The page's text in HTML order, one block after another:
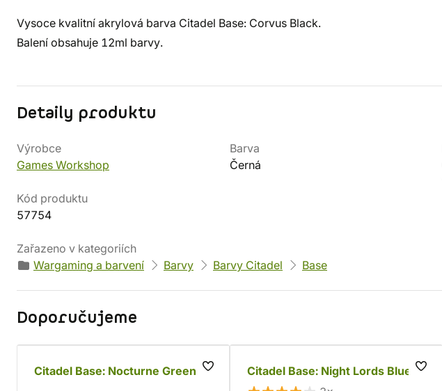
Vysoce kvalitní akrylová barva Citadel Base: Corvus Black.
Balení obsahuje 12ml barvy.
Detaily produktu
Výrobce
Games Workshop
Barva
Černá
Kód produktu
57754
Zařazeno v kategoriích
Wargaming a barvení
Barvy Barvy Citadel Base
Doporučujeme
Citadel Base: Nocturne Green
Citadel Base: Night Lords Blue